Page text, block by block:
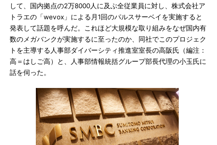
して、国内拠点の2万8000人に及ぶ全従業員に対し、株式会社ア
トラエの「wevox」による月1回のパルスサーベイを実施すると
発表して話題を呼んだ。これほど大規模な取り組みをなぜ国内有
数のメガバンクが実施するに至ったのか、同社でこのプロジェク
トを主導する人事部ダイバーシティ推進室室長の高阪氏（編注：
高＝はしご高）と、人事部情報統括グループ部長代理の小玉氏に
話を伺った。